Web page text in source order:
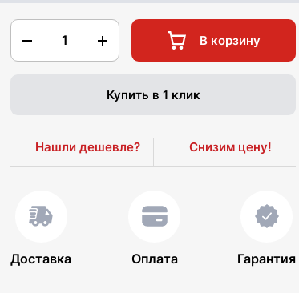
1 В корзину
Купить в 1 клик
Нашли дешевле? Снизим цену!
Доставка Оплата Гарантия